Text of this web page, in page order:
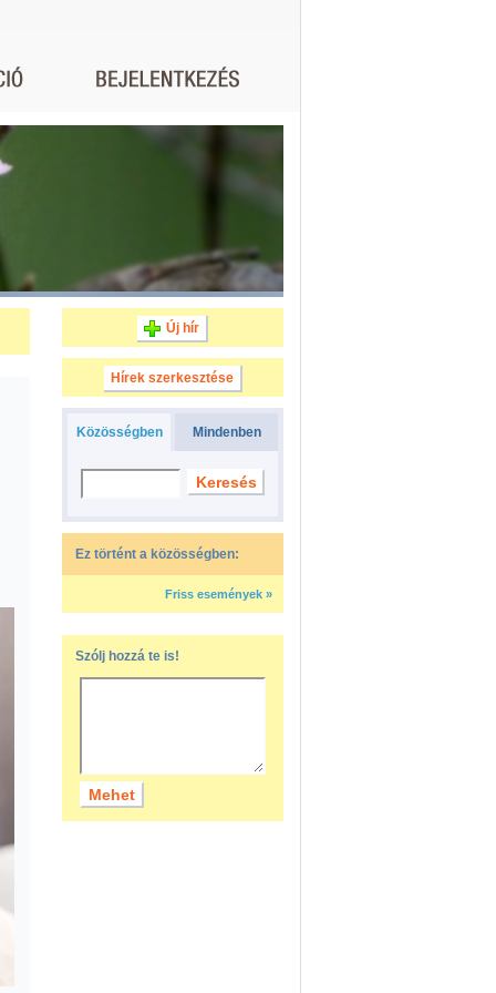
Új hír
Hírek szerkesztése
Közösségben Mindenben
Ez történt a közösségben:
Friss események »
Szólj hozzá te is!